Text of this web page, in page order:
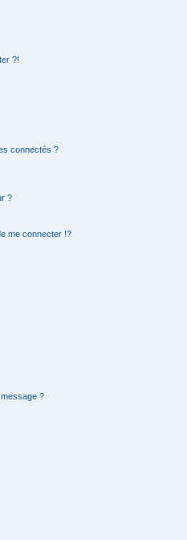
?!
connectés ?
?
me connecter !?
?